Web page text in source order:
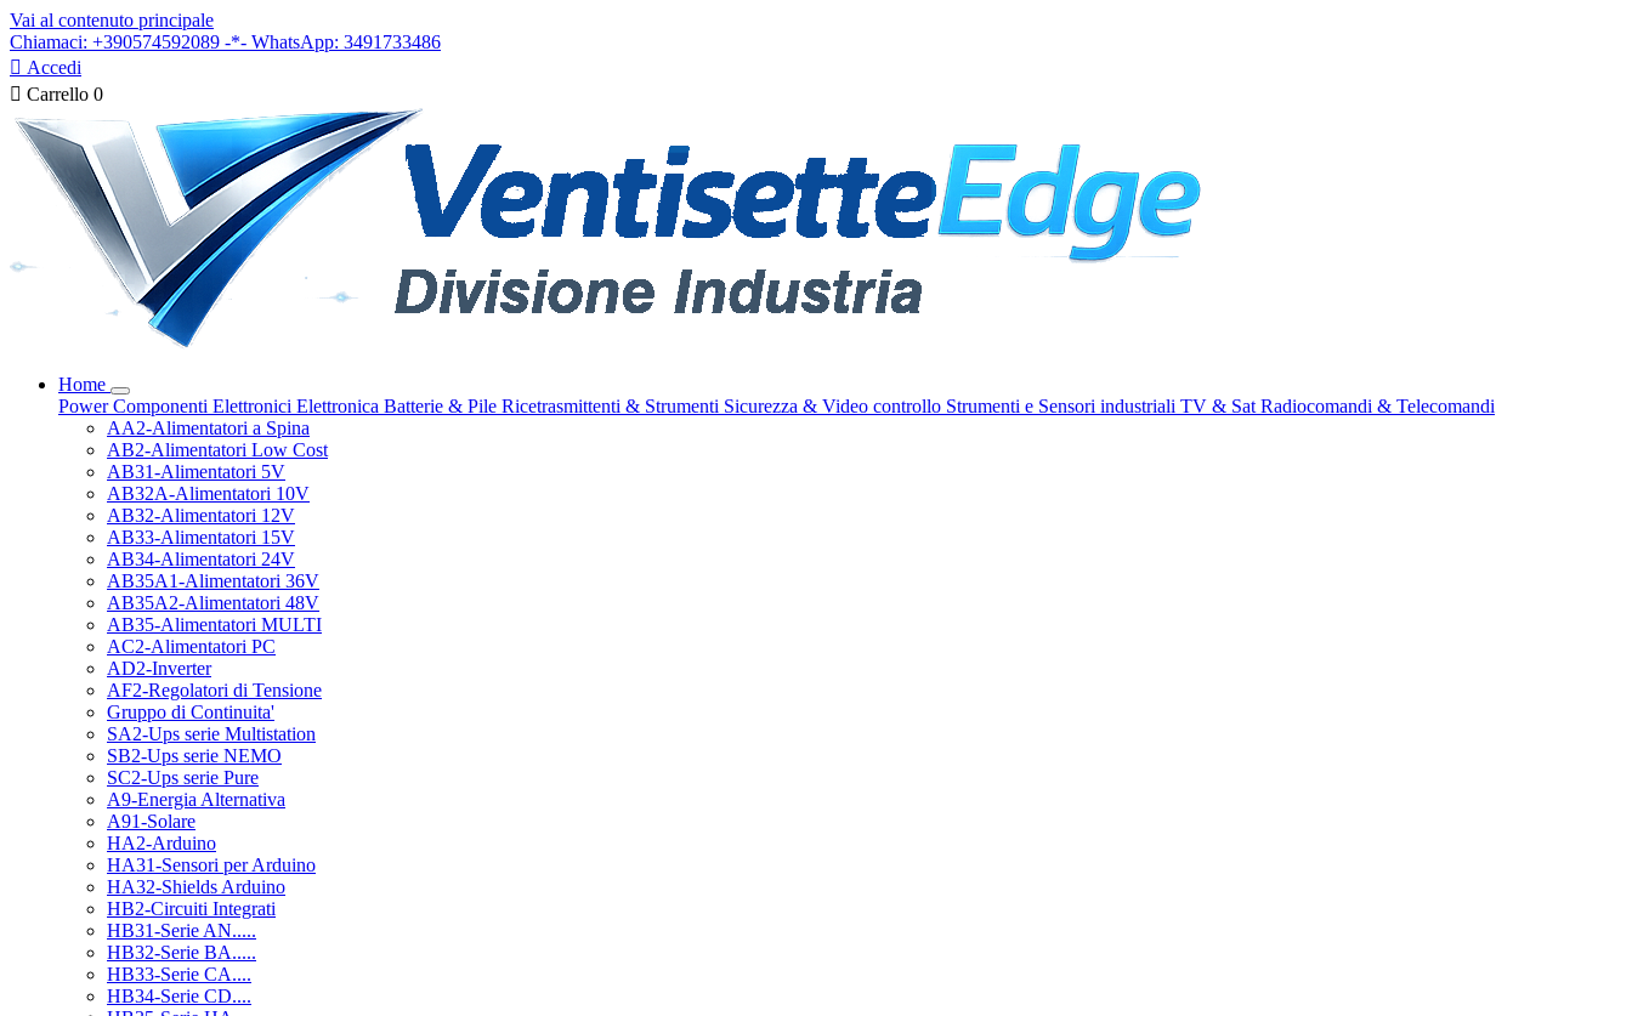
Vai al contenuto principale
Chiamaci: +390574592089 -*- WhatsApp: 3491733486
 Accedi
 Carrello 0
Home
PowerComponenti Elettronici Elettronica Batterie & Pile Ricetrasmittenti & Strumenti Sicurezza & Video controllo Strumenti e Sensori industriali TV & Sat Radiocomandi & Telecomandi
AA2-Alimentatori a Spina
AB2-Alimentatori Low Cost
AB31-Alimentatori 5V
AB32A-Alimentatori 10V
AB32-Alimentatori 12V
AB33-Alimentatori 15V
AB34-Alimentatori 24V
AB35A1-Alimentatori 36V
AB35A2-Alimentatori 48V
AB35-Alimentatori MULTI
AC2-Alimentatori PC
AD2-Inverter
AF2-Regolatori di Tensione
Gruppo di Continuita'
SA2-Ups serie Multistation
SB2-Ups serie NEMO
SC2-Ups serie Pure
A9-Energia Alternativa
A91-Solare
HA2-Arduino
HA31-Sensori per Arduino
HA32-Shields Arduino
HB2-Circuiti Integrati
HB31-Serie AN.....
HB32-Serie BA.....
HB33-Serie CA....
HB34-Serie CD....